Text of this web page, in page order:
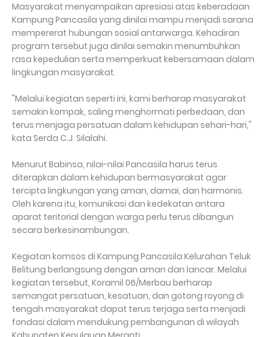
Masyarakat menyampaikan apresiasi atas keberadaan
Kampung Pancasila yang dinilai mampu menjadi sarana
mempererat hubungan sosial antarwarga. Kehadiran
program tersebut juga dinilai semakin menumbuhkan
rasa kepedulian serta memperkuat kebersamaan dalam
lingkungan masyarakat.
"Melalui kegiatan seperti ini, kami berharap masyarakat
semakin kompak, saling menghormati perbedaan, dan
terus menjaga persatuan dalam kehidupan sehari-hari,"
kata Serda C.J. Silalahi.
Menurut Babinsa, nilai-nilai Pancasila harus terus
diterapkan dalam kehidupan bermasyarakat agar
tercipta lingkungan yang aman, damai, dan harmonis.
Oleh karena itu, komunikasi dan kedekatan antara
aparat teritorial dengan warga perlu terus dibangun
secara berkesinambungan.
Kegiatan komsos di Kampung Pancasila Kelurahan Teluk
Belitung berlangsung dengan aman dan lancar. Melalui
kegiatan tersebut, Koramil 06/Merbau berharap
semangat persatuan, kesatuan, dan gotong royong di
tengah masyarakat dapat terus terjaga serta menjadi
fondasi dalam mendukung pembangunan di wilayah